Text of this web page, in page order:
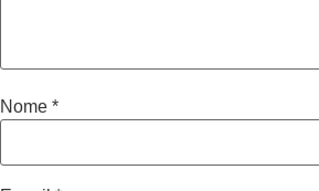
Nome *